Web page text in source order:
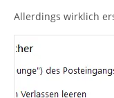
Allerdings wirklich